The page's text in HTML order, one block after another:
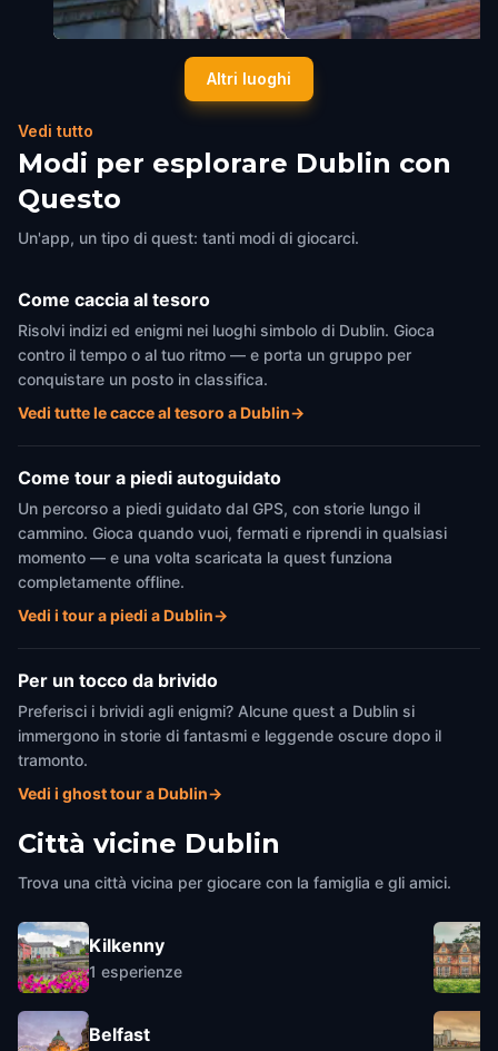
The Brazen Head
Altri luoghi
Vedi tutto
Modi per esplorare Dublin con
Questo
Un'app, un tipo di quest: tanti modi di giocarci.
Come caccia al tesoro
Risolvi indizi ed enigmi nei luoghi simbolo di Dublin. Gioca
contro il tempo o al tuo ritmo — e porta un gruppo per
conquistare un posto in classifica.
Vedi tutte le cacce al tesoro a Dublin→
Come tour a piedi autoguidato
Un percorso a piedi guidato dal GPS, con storie lungo il
cammino. Gioca quando vuoi, fermati e riprendi in qualsiasi
momento — e una volta scaricata la quest funziona
completamente offline.
Vedi i tour a piedi a Dublin→
Per un tocco da brivido
Preferisci i brividi agli enigmi? Alcune quest a Dublin si
immergono in storie di fantasmi e leggende oscure dopo il
tramonto.
Vedi i ghost tour a Dublin→
Città vicine Dublin
Trova una città vicina per giocare con la famiglia e gli amici.
Kilkenny
1 esperienze
Belfast